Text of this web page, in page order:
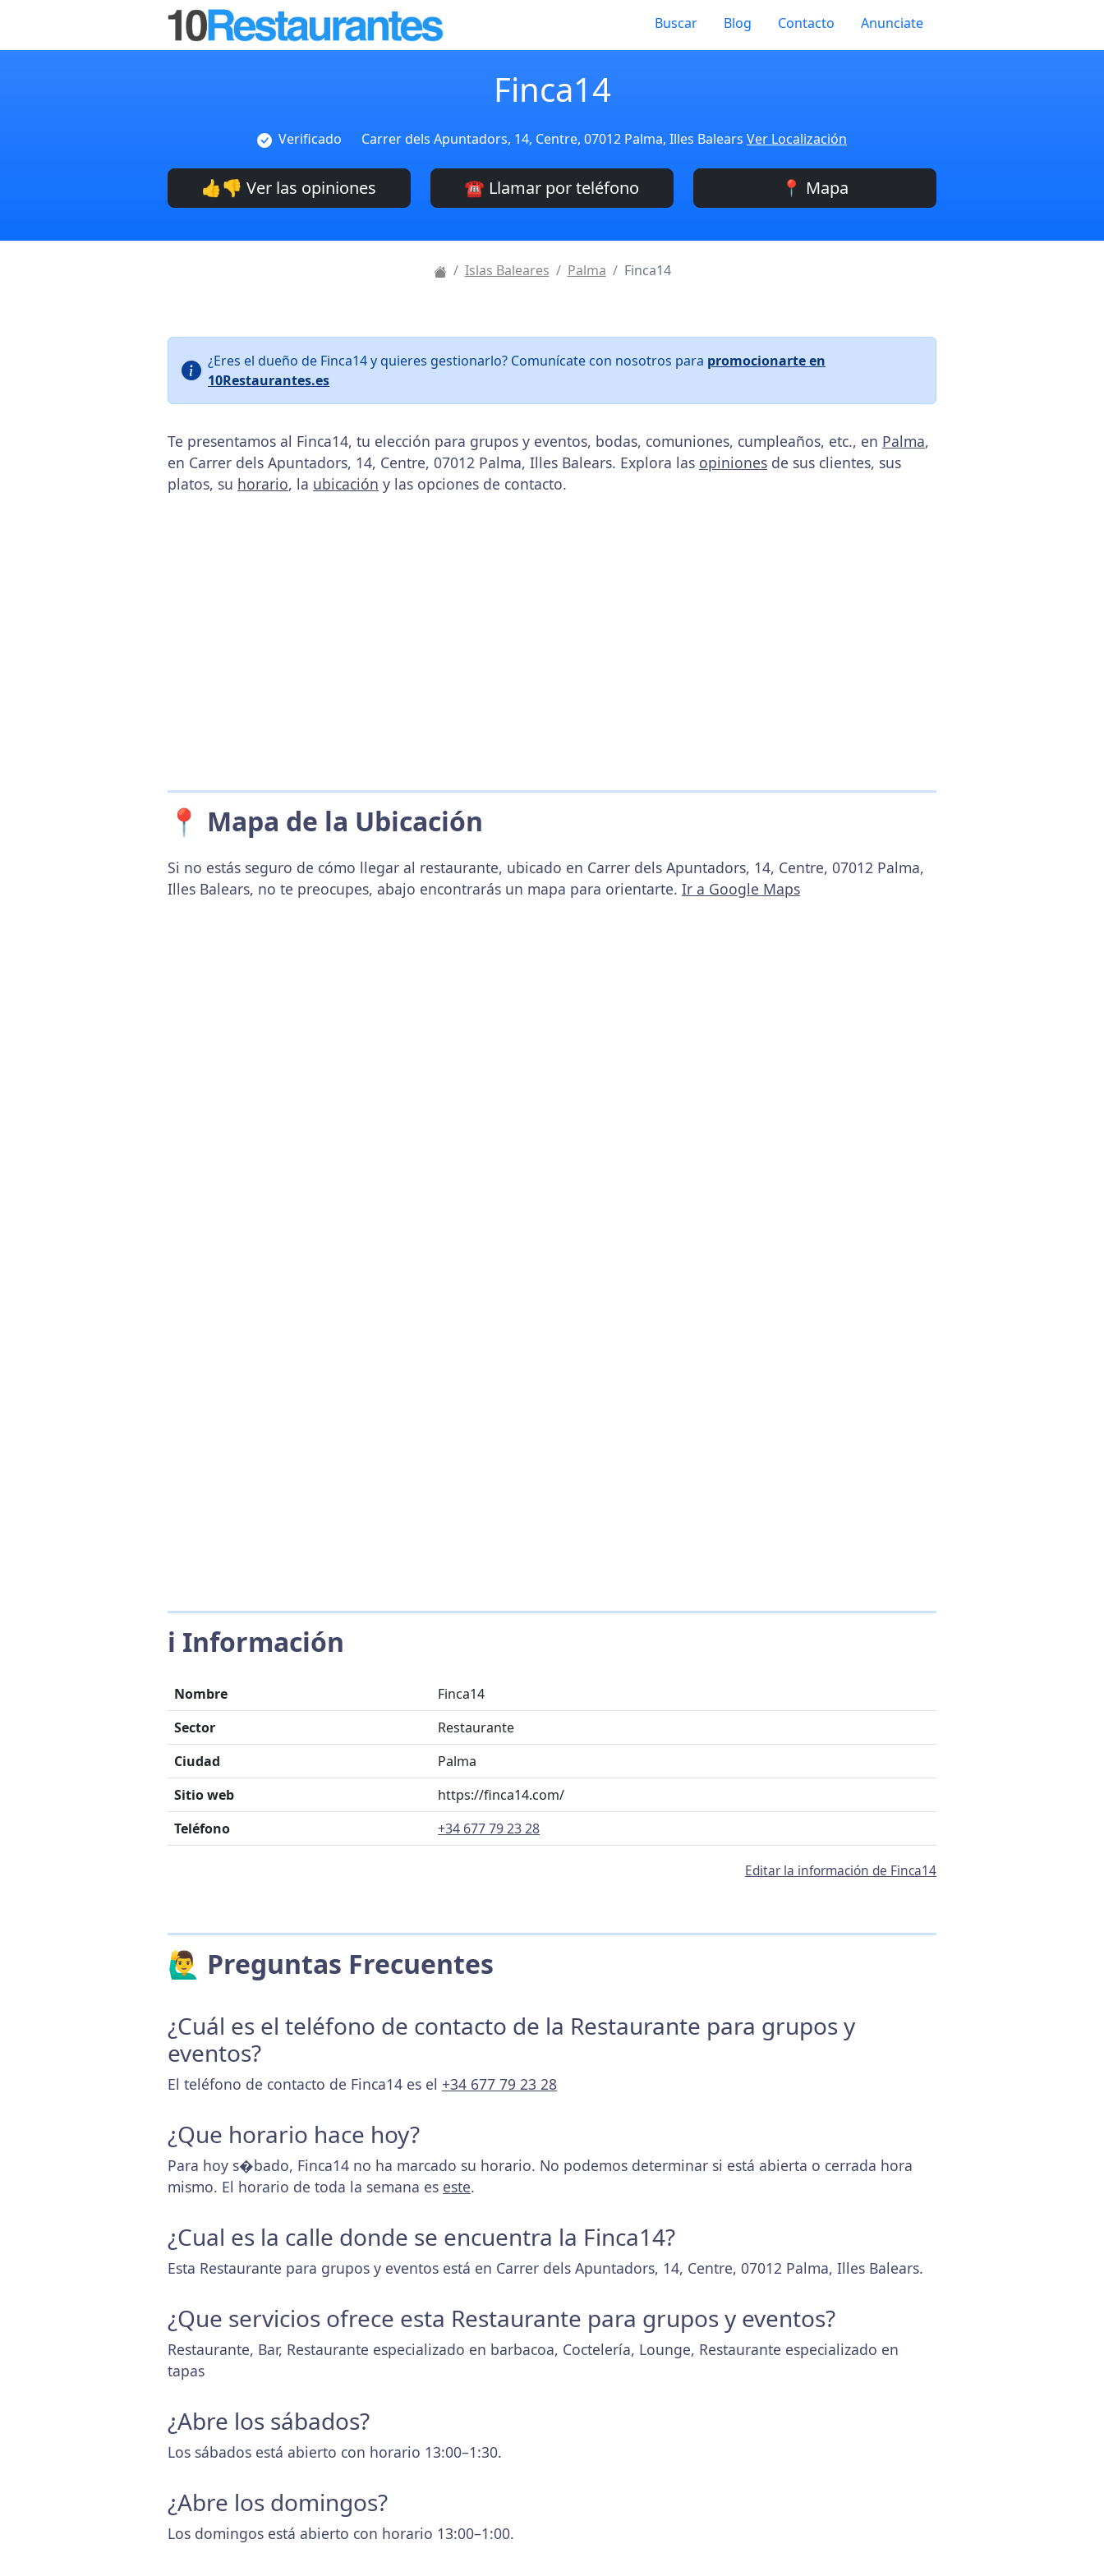
Buscar Blog Contacto Anunciate
Finca14
Verificado Carrer dels Apuntadors, 14, Centre, 07012 Palma, Illes Balears Ver Localización
👍👎 Ver las opiniones ☎️ Llamar por teléfono 📍 Mapa
Islas Baleares Palma Finca14
¿Eres el dueño de Finca14 y quieres gestionarlo? Comunícate con nosotros para promocionarte en
10Restaurantes.es
Te presentamos al Finca14, tu elección para grupos y eventos, bodas, comuniones, cumpleaños, etc., en Palma,
en Carrer dels Apuntadors, 14, Centre, 07012 Palma, Illes Balears. Explora las opiniones de sus clientes, sus
platos, su horario, la ubicación y las opciones de contacto.
📍 Mapa de la Ubicación
Si no estás seguro de cómo llegar al restaurante, ubicado en Carrer dels Apuntadors, 14, Centre, 07012 Palma,
Illes Balears, no te preocupes, abajo encontrarás un mapa para orientarte. Ir a Google Maps
ℹ️ Información
Nombre
Finca14
Sector
Restaurante
Ciudad
Palma
Sitio web
https://finca14.com/
Teléfono
+34 677 79 23 28
Editar la información de Finca14
🙋‍♂️ Preguntas Frecuentes
¿Cuál es el teléfono de contacto de la Restaurante para grupos y
eventos?
El teléfono de contacto de Finca14 es el +34 677 79 23 28
¿Que horario hace hoy?
Para hoy s�bado, Finca14 no ha marcado su horario. No podemos determinar si está abierta o cerrada hora
mismo. El horario de toda la semana es este.
¿Cual es la calle donde se encuentra la Finca14?
Esta Restaurante para grupos y eventos está en Carrer dels Apuntadors, 14, Centre, 07012 Palma, Illes Balears.
¿Que servicios ofrece esta Restaurante para grupos y eventos?
Restaurante, Bar, Restaurante especializado en barbacoa, Coctelería, Lounge, Restaurante especializado en
tapas
¿Abre los sábados?
Los sábados está abierto con horario 13:00–1:30.
¿Abre los domingos?
Los domingos está abierto con horario 13:00–1:00.